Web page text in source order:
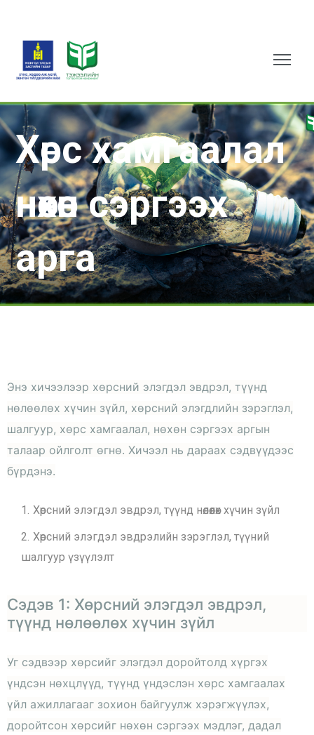
Хөрс хамгаалал
нөхөн сэргээх
арга
Энэ хичээлээр хөрсний элэгдэл эвдрэл, түүнд
нөлөөлөх хүчин зүйл, хөрсний элэгдлийн зэрэглэл,
шалгуур, хөрс хамгаалал, нөхөн сэргээх аргын
талаар ойлголт өгнө. Хичээл нь дараах сэдвүүдээс
бүрдэнэ.
Хөрсний элэгдэл эвдрэл, түүнд нөлөөлөх хүчин зүйл
Хөрсний элэгдэл эвдрэлийн зэрэглэл, түүний
шалгуур үзүүлэлт
Сэдэв 1: Хөрсний элэгдэл эвдрэл,
түүнд нөлөөлөх хүчин зүйл
Уг сэдвээр хөрсийг элэгдэл доройтолд хүргэх
үндсэн нөхцлүүд, түүнд үндэслэн хөрс хамгаалах
үйл ажиллагааг зохион байгуулж хэрэгжүүлэх,
доройтсон хөрсийг нөхөн сэргээх мэдлэг, дадал